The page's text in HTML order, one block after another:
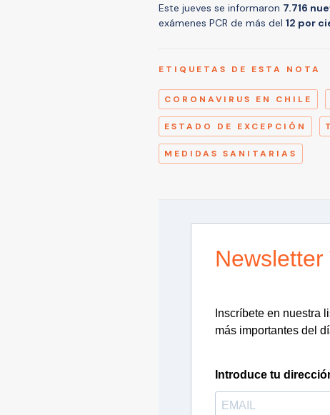
Este jueves se informaron 7.716
exámenes PCR de más del 12 por
ETIQUETAS DE ESTA NOTA
CORONAVIRUS EN CHILE
ESTADO DE EXCEPCIÓN
MEDIDAS SANITARIAS
Newsletter
Inscríbete en nuestra
más importantes del
Introduce tu